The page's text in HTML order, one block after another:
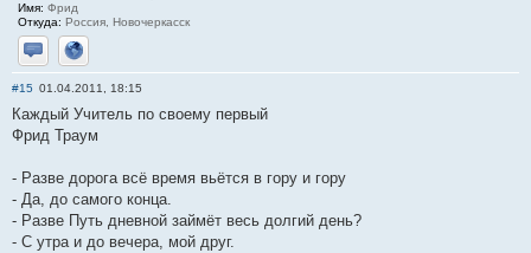
Имя: Фрид
Откуда: Россия, Новочеркасск
Отправить личное сообщение
Сайт
#15 01.04.2011, 18:15
Каждый Учитель по своему первый
Фрид Траум
- Разве дорога всё время вьётся в гору и гору
- Да, до самого конца.
- Разве Путь дневной займёт весь долгий день?
- С утра и до вечера, мой друг.